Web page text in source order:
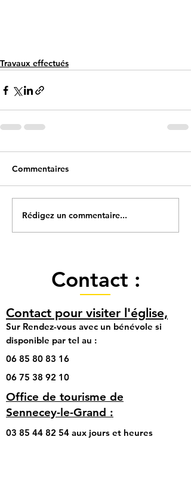
Travaux effectués
Commentaires
Rédigez un commentaire...
Contact :
Contact pour visiter l'église,
Sur Rendez-vous avec un bénévole si
disponible par tel au :
06 85 80 83 16
06 75 38 92 10
Office de tourisme de
Sennecey-le-Grand :
03 85 44 82 54 aux jours et heures